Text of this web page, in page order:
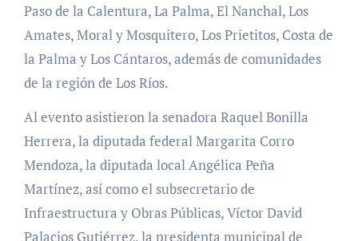
Paso de la Calentura, La Palma, El Nanchal, Los
Amates, Moral y Mosquitero, Los Prietitos, Costa de
la Palma y Los Cántaros, además de comunidades
de la región de Los Ríos.
Al evento asistieron la senadora Raquel Bonilla
Herrera, la diputada federal Margarita Corro
Mendoza, la diputada local Angélica Peña
Martínez, así como el subsecretario de
Infraestructura y Obras Públicas, Víctor David
Palacios Gutiérrez, la presidenta municipal de